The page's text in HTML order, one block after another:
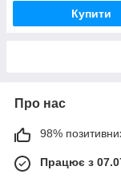
Купити
Про нас
98%
Працює з